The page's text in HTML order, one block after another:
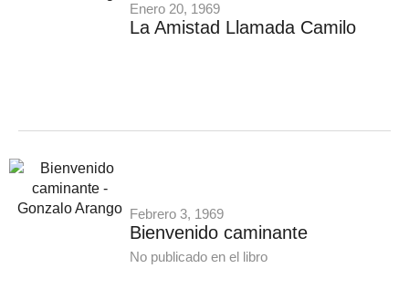
Enero 20, 1969
La Amistad Llamada Camilo
Febrero 3, 1969
Bienvenido caminante
No publicado en el libro